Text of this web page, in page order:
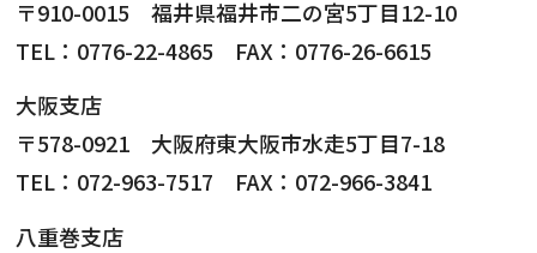
〒910-0015 福井県福井市二の宮5丁目12-10
TEL：0776-22-4865 FAX：0776-26-6615
大阪支店
〒578-0921 大阪府東大阪市水走5丁目7-18
TEL：072-963-7517 FAX：072-966-3841
八重巻支店